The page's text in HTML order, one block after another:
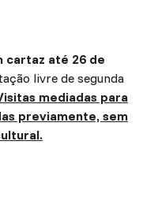
cartaz até 26 de
livre de segunda
mediadas para
previamente, sem